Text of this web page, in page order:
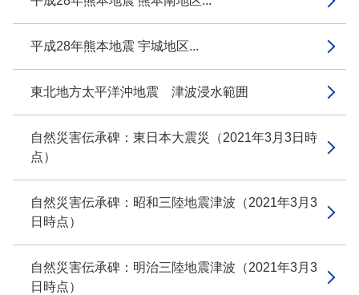
平成28年熊本地震 宇城地区...
東北地方太平洋沖地震 津波浸水範囲
自然災害伝承碑：東日本大震災（2021年3月3日時
点）
自然災害伝承碑：昭和三陸地震津波（2021年3月3
日時点）
自然災害伝承碑：明治三陸地震津波（2021年3月3
日時点）